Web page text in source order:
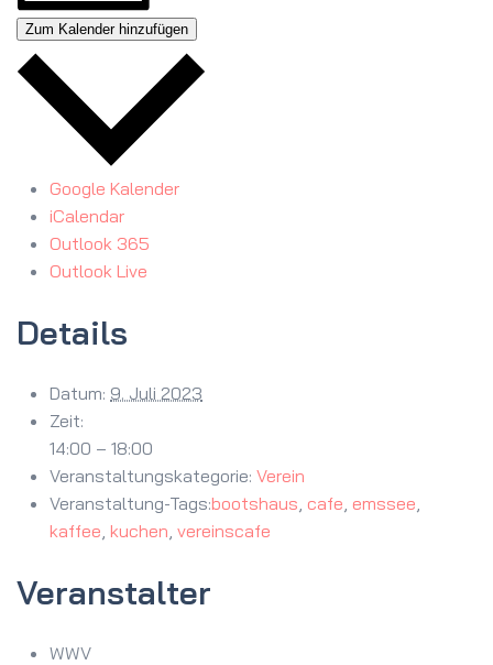
Zum Kalender hinzufügen
Google Kalender
iCalendar
Outlook 365
Outlook Live
Details
Datum: 9. Juli 2023
Zeit:
14:00 – 18:00
Veranstaltungskategorie: Verein
Veranstaltung-Tags:bootshaus cafe emssee
kaffee kuchen vereinscafe
Veranstalter
WWV